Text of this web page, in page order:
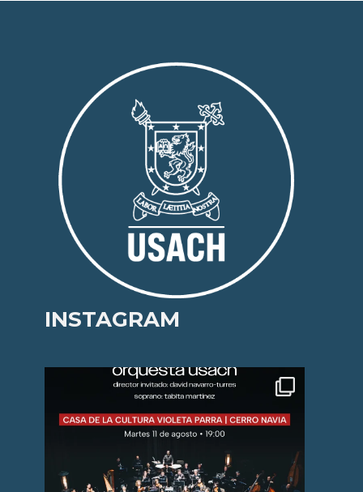
INSTAGRAM